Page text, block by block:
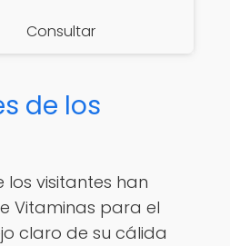
Consultar
de los
los visitantes han
Vitaminas para el
claro de su cálida